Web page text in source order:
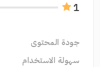
1
جودة المحتوى
سهولة الاستخدام